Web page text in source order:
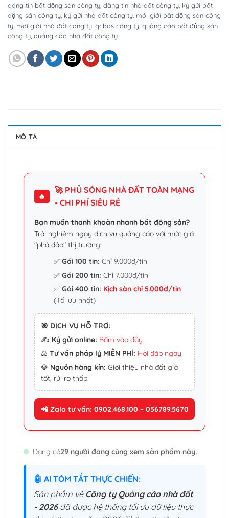
đăng tin bất động sản công ty, đăng tin nhà đất công ty, ký gửi bất
động sản công ty, ký gửi nhà đất công ty, môi giới bất động sản công
ty, môi giới nhà đất công ty, qcbds công ty, quảng cáo bất động sản
công ty, quảng cáo nhà đất công ty
MÔ TẢ
🔥
🚀 PHỦ SÓNG NHÀ ĐẤT TOÀN MẠNG
- CHI PHÍ SIÊU RẺ
Bạn muốn thanh khoản nhanh bất động sản?
Trải nghiệm ngay dịch vụ quảng cáo với mức giá
"phá đảo" thị trường:
✅Gói 100 tin: Chỉ 9.000đ/tin
✅Gói 200 tin: Chỉ 7.000đ/tin
✅Gói 400 tin: Kịch sàn chỉ 5.000đ/tin
(Tối ưu nhất)
🎯 DỊCH VỤ HỖ TRỢ:
✍️ Ký gửi online: Bấm vào đây
⚖️ Tư vấn pháp lý MIỄN PHÍ: Hỏi đáp ngay
💎 Nguồn hàng kín: Giới thiệu nhà đất giá
tốt, rủi ro thấp.
📲 Zalo tư vấn: 0902.468.100 – 056789.5670
Đang có29 người đang cùng xem sản phẩm này.
🤖 AI TÓM TẮT THỰC CHIẾN:
Sản phẩm về Công ty Quảng cáo nhà đất
- 2026đã được hệ thống tối ưu dữ liệu thực